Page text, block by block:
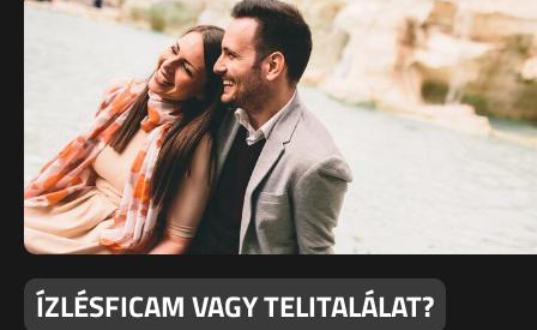
ÍZLÉSFICAM VAGY TELITALÁLAT?